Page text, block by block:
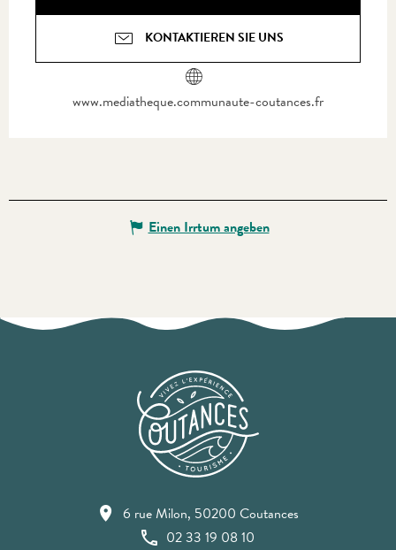
KONTAKTIEREN SIE UNS
www.mediatheque.communaute-coutances.fr
Einen Irrtum angeben
6 rue Milon, 50200 Coutances
02 33 19 08 10